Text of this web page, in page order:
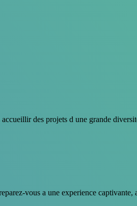
des projets d une grande
vous a une experience